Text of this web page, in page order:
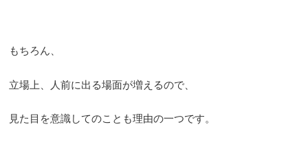
もちろん、
立場上、人前に出る場面が増えるので、
見た目を意識してのことも理由の一つです。